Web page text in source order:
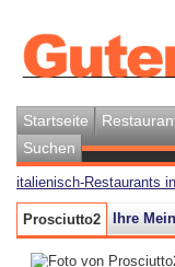
Startseite
Suchen
italienisch-Restaurants
Prosciutto2 Ihre